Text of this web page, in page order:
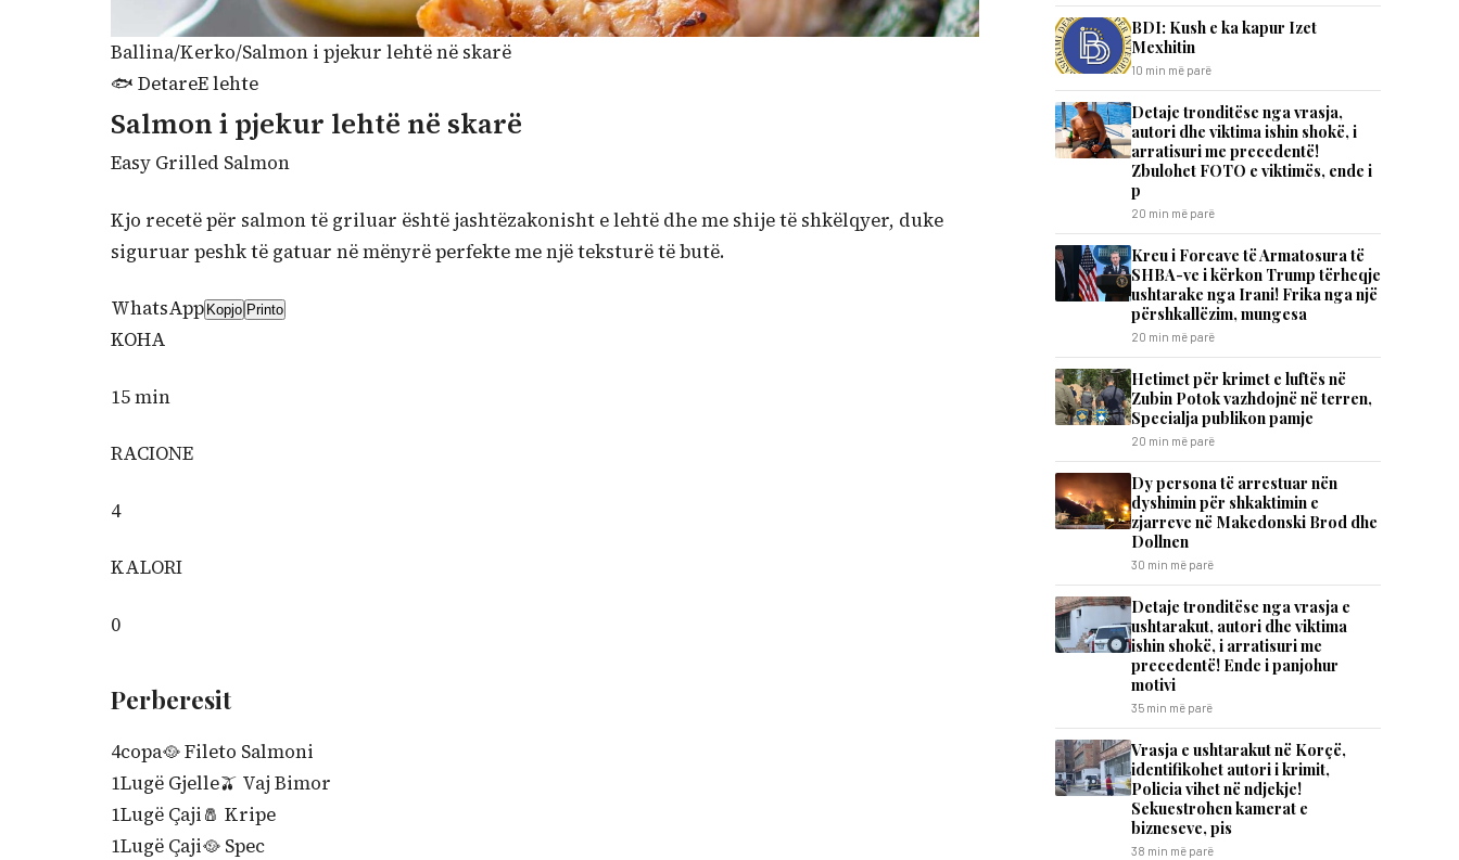
Ballina/Kerko/Salmon i pjekur lehtë në skarë
🐟 DetareE lehte
Salmon i pjekur lehtë në skarë
Easy Grilled Salmon
Kjo recetë për salmon të griluar është jashtëzakonisht e lehtë dhe me shije të shkëlqyer, duke
siguruar peshk të gatuar në mënyrë perfekte me një teksturë të butë.
WhatsApp Kopjo Printo
KOHA
15 min
RACIONE
4
KALORI
0
Perberesit
4copa🥘Fileto Salmoni
1Lugë Gjelle🫒 Vaj Bimor
1Lugë Çaji🧂 Kripe
1Lugë Çaji🥘 Spec
BDI: Kush e ka kapur Izet
Mexhitin
10 min më parë
Detaje tronditëse nga vrasja,
autori dhe viktima ishin shokë, i
arratisuri me precedentë!
Zbulohet FOTO e viktimës, ende i
p
20 min më parë
Kreu i Forcave të Armatosura të
SHBA-ve i kërkon Trump tërheqje
ushtarake nga Irani! Frika nga një
përshkallëzim, mungesa
20 min më parë
Hetimet për krimet e luftës në
Zubin Potok vazhdojnë në terren,
Specialja publikon pamje
20 min më parë
Dy persona të arrestuar nën
dyshimin për shkaktimin e
zjarreve në Makedonski Brod dhe
Dollnen
30 min më parë
Detaje tronditëse nga vrasja e
ushtarakut, autori dhe viktima
ishin shokë, i arratisuri me
precedentë! Ende i panjohur
motivi
35 min më parë
Vrasja e ushtarakut në Korçë,
identifikohet autori i krimit,
Policia vihet në ndjekje!
Sekuestrohen kamerat e
bizneseve, pis
38 min më parë